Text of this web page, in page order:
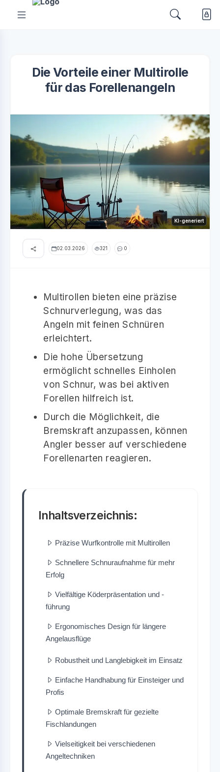
Die Vorteile einer Multirolle
für das Forellenangeln
KI-generiert
02.03.2026 321 0
Multirollen bieten eine präzise
Schnurverlegung, was das
Angeln mit feinen Schnüren
erleichtert.
Die hohe Übersetzung
ermöglicht schnelles Einholen
von Schnur, was bei aktiven
Forellen hilfreich ist.
Durch die Möglichkeit, die
Bremskraft anzupassen, können
Angler besser auf verschiedene
Forellenarten reagieren.
Inhaltsverzeichnis:
Präzise Wurfkontrolle mit Multirollen
Schnellere Schnuraufnahme für mehr
Erfolg
Vielfältige Köderpräsentation und -
führung
Ergonomisches Design für längere
Angelausflüge
Robustheit und Langlebigkeit im Einsatz
Einfache Handhabung für Einsteiger und
Profis
Optimale Bremskraft für gezielte
Fischlandungen
Vielseitigkeit bei verschiedenen
Angeltechniken